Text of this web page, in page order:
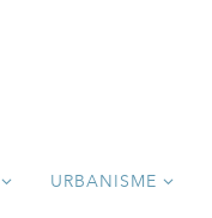
URBANISME